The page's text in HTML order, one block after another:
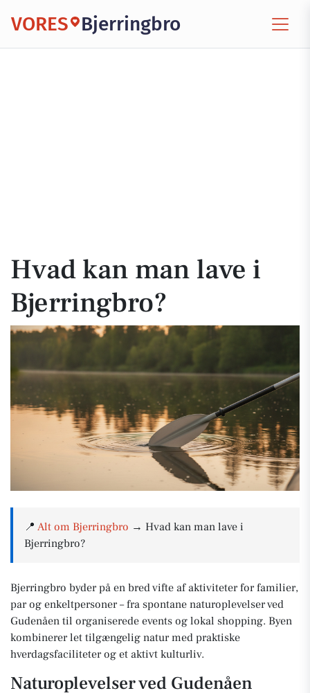
VORES Bjerringbro
Hvad kan man lave i
Bjerringbro?
📍 Alt om Bjerringbro → Hvad kan man lave i
Bjerringbro?
Bjerringbro byder på en bred vifte af aktiviteter for familier,
par og enkeltpersoner – fra spontane naturoplevelser ved
Gudenåen til organiserede events og lokal shopping. Byen
kombinerer let tilgængelig natur med praktiske
hverdagsfaciliteter og et aktivt kulturliv.
Naturoplevelser ved Gudenåen